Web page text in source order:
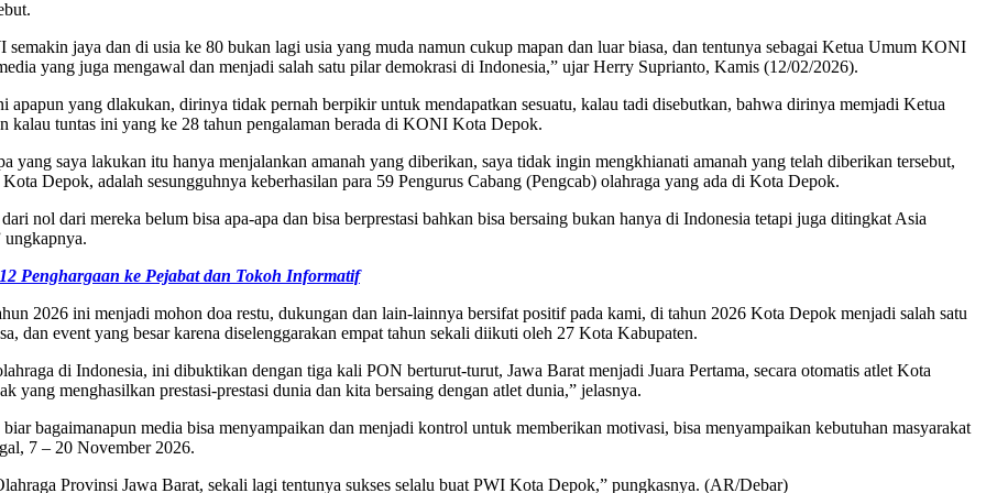
jaya dan di usia ke 80 bukan lagi usia yang muda namun cukup mapan dan luar biasa, dan tentunya sebagai Ketua Umum KONI
yang juga mengawal dan menjadi salah satu pilar demokrasi di Indonesia,” ujar Herry Suprianto, Kamis (12/02/2026).
apapun yang dlakukan, dirinya tidak pernah berpikir untuk mendapatkan sesuatu, kalau tadi disebutkan, bahwa dirinya memjadi Ketua
kalau tuntas ini yang ke 28 tahun pengalaman berada di KONI Kota Depok.
yang saya lakukan itu hanya menjalankan amanah yang diberikan, saya tidak ingin mengkhianati amanah yang telah diberikan tersebut,
Depok, adalah sesungguhnya keberhasilan para 59 Pengurus Cabang (Pengcab) olahraga yang ada di Kota Depok.
nol dari mereka belum bisa apa-apa dan bisa berprestasi bahkan bisa bersaing bukan hanya di Indonesia tetapi juga ditingkat Asia
ungkapnya.
Penghargaan ke Pejabat dan Tokoh Informatif
2026 ini menjadi mohon doa restu, dukungan dan lain-lainnya bersifat positif pada kami, di tahun 2026 Kota Depok menjadi salah satu
dan event yang besar karena diselenggarakan empat tahun sekali diikuti oleh 27 Kota Kabupaten.
di Indonesia, ini dibuktikan dengan tiga kali PON berturut-turut, Jawa Barat menjadi Juara Pertama, secara otomatis atlet Kota
menghasilkan prestasi-prestasi dunia dan kita bersaing dengan atlet dunia,” jelasnya.
bagaimanapun media bisa menyampaikan dan menjadi kontrol untuk memberikan motivasi, bisa menyampaikan kebutuhan masyarakat
7 – 20 November 2026.
Provinsi Jawa Barat, sekali lagi tentunya sukses selalu buat PWI Kota Depok,” pungkasnya. (AR/Debar)